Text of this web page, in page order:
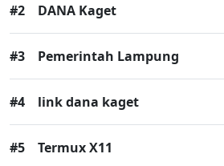
#2 DANA Kaget
#3 Pemerintah Lampung
#4 link dana kaget
#5 Termux X11